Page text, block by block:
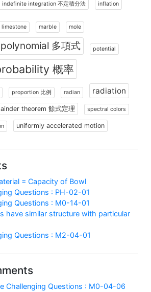
indefinite integration 不定積分法 inflation
limestone marble mole
polynomial 多項式 potential
概率
proportion 比例 radian radiation
theorem 餘式定理 spectral colors
uniformly accelerated motion
= Capacity of Bowl
Questions : PH-02-01
Questions : M0-14-01
have similar structure with particular
Questions : M2-04-01
Challenging Questions : M0-04-06